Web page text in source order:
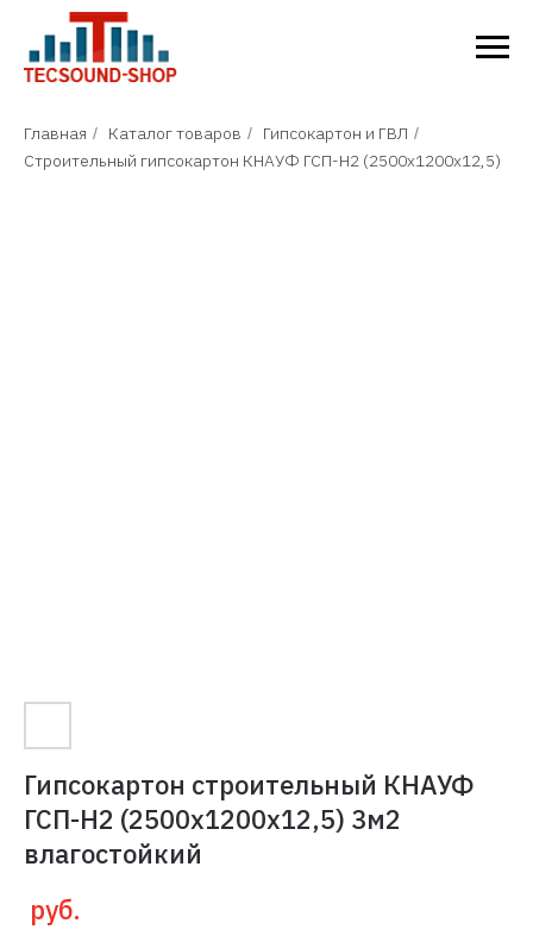
Главная / Каталог товаров / Гипсокартон и ГВЛ /
Строительный гипсокартон КНАУФ ГСП-Н2 (2500х1200х12,5)
Гипсокартон строительный КНАУФ
ГСП-Н2 (2500х1200х12,5) 3м2
влагостойкий
руб.